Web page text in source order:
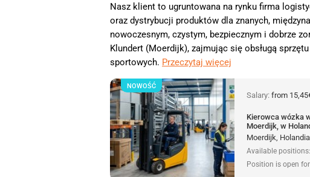
Nasz klient to ugruntowana na rynku firma
oraz dystrybucji produktów dla znanych,
nowoczesnym, czystym, bezpiecznym i dobrze
Klundert (Moerdijk), zajmując się obsługą
sportowych. Przeczytaj więcej
Salary: from
Kierowca wózka
Moerdijk, w
Moerdijk, Holandia
Available positions:
Position is open
NOWOŚĆ